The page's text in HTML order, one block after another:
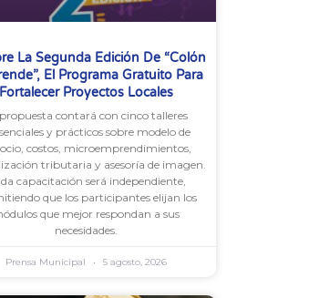
La Segunda Edición De “Colón
El Programa Gratuito Para
Fortalecer Proyectos Locales
contará con cinco talleres
y prácticos sobre modelo de
costos, microemprendimientos,
tributaria y asesoría de imagen.
capacitación será independiente,
que los participantes elijan los
que mejor respondan a sus
necesidades.
Prensa Municipal 5 agosto, 2026